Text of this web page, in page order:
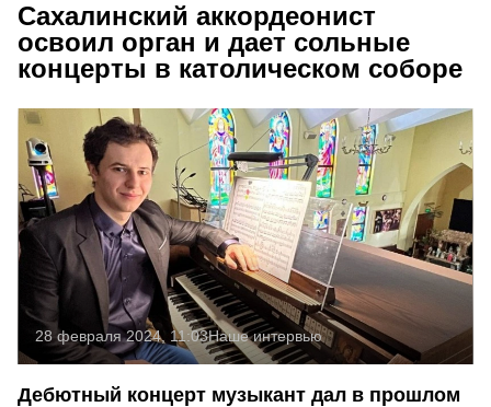
Сахалинский аккордеонист
освоил орган и дает сольные
концерты в католическом соборе
28 февраля 2024, 11:03Наше интервью
Дебютный концерт музыкант дал в прошлом